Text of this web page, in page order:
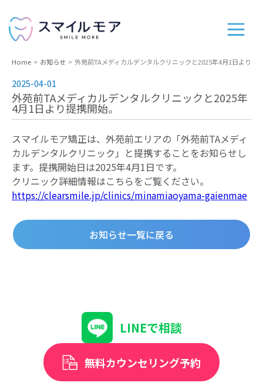
Home お知らせ 外苑前TAメディカルデンタルクリニックと2025年4月1日より提
2025-04-01
外苑前TAメディカルデンタルクリニックと2025年
4月1日より提携開始。
スマイルモア矯正は、外苑前エリアの「外苑前TAメディ
カルデンタルクリニック」と提携することをお知らせし
ます。提携開始日は2025年4月1日です。
クリニック詳細情報はこちらをご覧ください。
https://clearsmile.jp/clinics/minamiaoyama-gaienmae
お知らせ一覧に戻る
LINEで相談
無料カウンセリング予約